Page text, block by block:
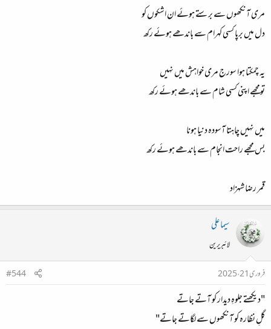
مری آنکھوں سے برستے ہوئے ان اشکوں کو
دل میں برپا کسی کہرام سے باندھے ہوئے رکھ
یہ چمکتا ہوا سورج مری خواہش میں نہیں
تومجھے اپنی کسی شام سے باندھے ہوئے رکھ
میں نہیں چاہتا آسودہ دنیا ہونا
بس مجھے راحت انجام سے باندھے ہوئے رکھ
قمر رضا شہزاد
سیما علی
لائبریرین
فروری 21، 2025
#544
"دیکھتے جلوہِ دیدار کو آتے جاتے
گلِ نظارہ کو آنکھوں سے لگاتے جاتے"